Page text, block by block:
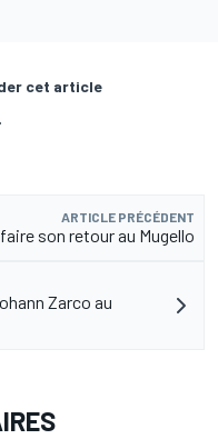
cet article
ARTICLE PRÉCÉDENT
son retour au Mugello
Zarco au